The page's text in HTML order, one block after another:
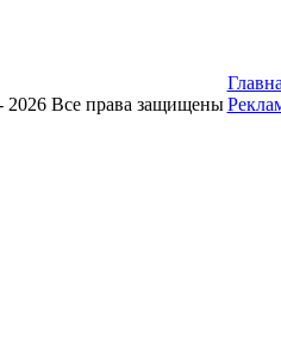
2026 Все права защищены